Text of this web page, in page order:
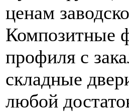
ценам
Композитные
профиля с
складные
любой